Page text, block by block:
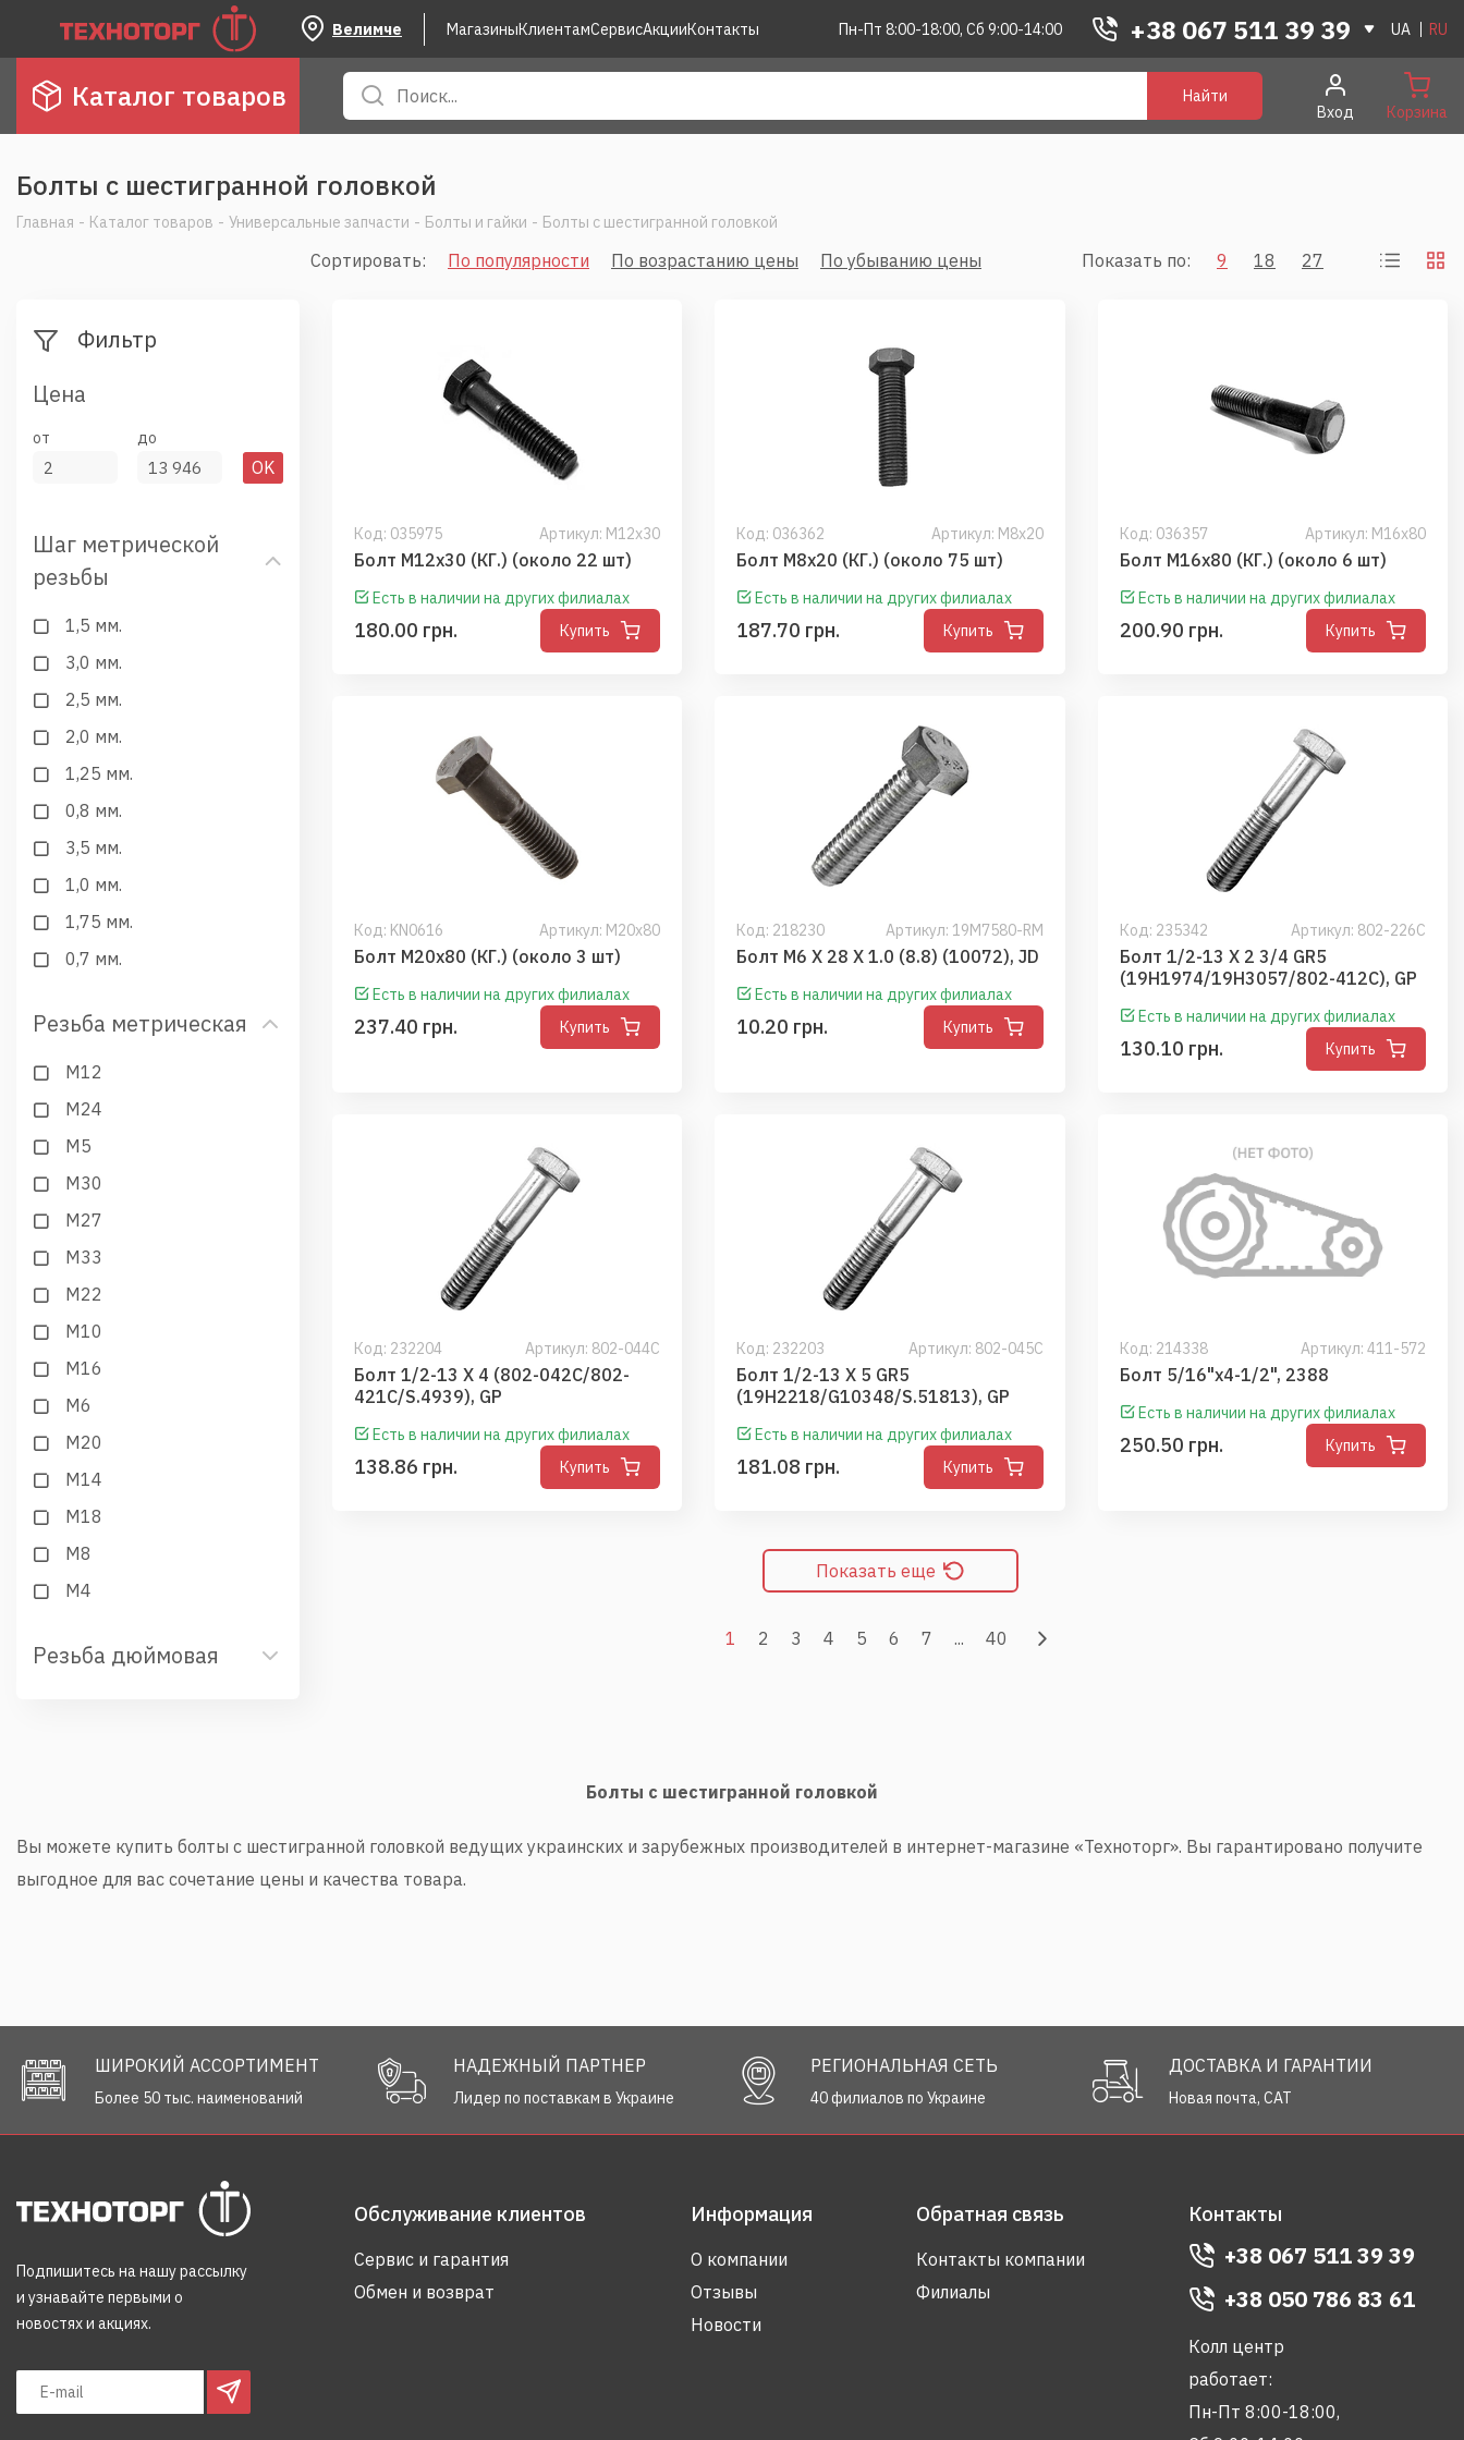
Велимче МагазиныКлиентамСервисАкцииКонтакты Пн-Пт 8:00-18:00, Сб 9:00-14:00 +38 067 511 39 39 UA RU
Каталог товаров
Найти
Вход
Корзина
Болты с шестигранной головкой
Главная - Каталог товаров - Универсальные запчасти - Болты и гайки - Болты с шестигранной головкой
Сортировать: По популярности По возрастанию цены По убыванию цены Показать по: 9 18 27
Фильтр
Цена
от до
OK
Шаг метрической
резьбы
1,5 мм.
3,0 мм.
2,5 мм.
2,0 мм.
1,25 мм.
0,8 мм.
3,5 мм.
1,0 мм.
1,75 мм.
0,7 мм.
Резьба метрическая
М12
М24
М5
М30
М27
М33
М22
М10
М16
М6
М20
М14
М18
М8
М4
Резьба дюймовая
Код: 035975 Артикул: М12х30
Болт М12х30 (КГ.) (около 22 шт)
Есть в наличии на других филиалах
180.00 грн. Купить
Код: 036362 Артикул: М8х20
Болт М8х20 (КГ.) (около 75 шт)
Есть в наличии на других филиалах
187.70 грн. Купить
Код: 036357 Артикул: М16х80
Болт М16х80 (КГ.) (около 6 шт)
Есть в наличии на других филиалах
200.90 грн. Купить
Код: KN0616 Артикул: М20х80
Болт М20х80 (КГ.) (около 3 шт)
Есть в наличии на других филиалах
237.40 грн. Купить
Код: 218230 Артикул: 19M7580-RM
Болт M6 X 28 X 1.0 (8.8) (10072), JD
Есть в наличии на других филиалах
10.20 грн. Купить
Код: 235342 Артикул: 802-226C
Болт 1/2-13 X 2 3/4 GR5
(19H1974/19H3057/802-412C), GP
Есть в наличии на других филиалах
130.10 грн. Купить
Код: 232204 Артикул: 802-044C
Болт 1/2-13 X 4 (802-042C/802-
421C/S.4939), GP
Есть в наличии на других филиалах
138.86 грн. Купить
Код: 232203 Артикул: 802-045C
Болт 1/2-13 X 5 GR5
(19H2218/G10348/S.51813), GP
Есть в наличии на других филиалах
181.08 грн. Купить
Код: 214338 Артикул: 411-572
Болт 5/16"x4-1/2", 2388
Есть в наличии на других филиалах
250.50 грн. Купить
Показать еще
1 2 3 4 5 6 7 ... 40
Болты с шестигранной головкой
Вы можете купить болты с шестигранной головкой ведущих украинских и зарубежных производителей в интернет-магазине «Техноторг». Вы гарантировано получите
выгодное для вас сочетание цены и качества товара.
ШИРОКИЙ АССОРТИМЕНТ
Более 50 тыс. наименований
НАДЕЖНЫЙ ПАРТНЕР
Лидер по поставкам в Украине
РЕГИОНАЛЬНАЯ СЕТЬ
40 филиалов по Украине
ДОСТАВКА И ГАРАНТИИ
Новая почта, САТ
Подпишитесь на нашу рассылку
и узнавайте первыми о
новостях и акциях.
Обслуживание клиентов
Сервис и гарантия
Обмен и возврат
Информация
О компании
Отзывы
Новости
Обратная связь
Контакты компании
Филиалы
Контакты
+38 067 511 39 39
+38 050 786 83 61
Колл центр
работает:
Пн-Пт 8:00-18:00,